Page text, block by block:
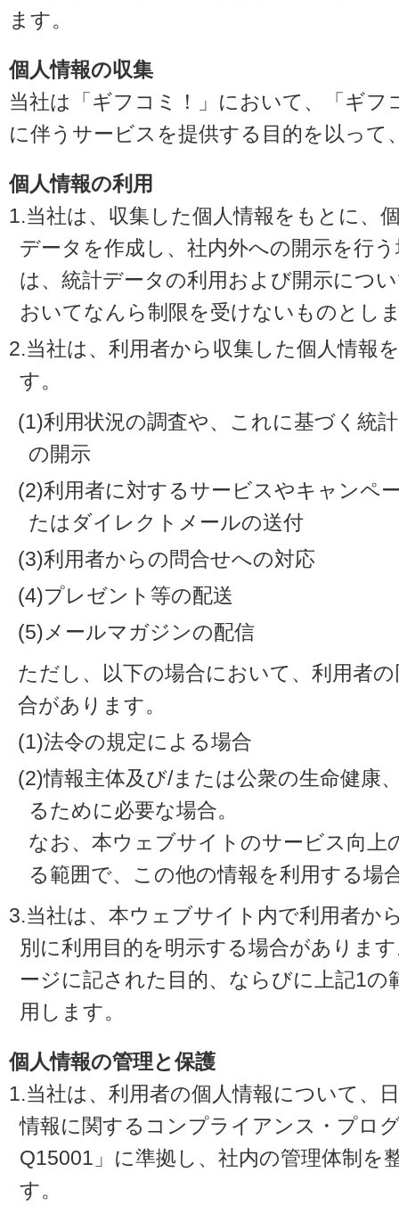
ます。
個人情報の収集
当社は「ギフコミ！」において、「ギ
に伴うサービスを提供する目的を以って
個人情報の利用
1.当社は、収集した個人情報をもとに、
データを作成し、社内外への開示を行
は、統計データの利用および開示につ
おいてなんら制限を受けないものとし
2.当社は、利用者から収集した個人情報
す。
(1)利用状況の調査や、これに基づく統
の開示
(2)利用者に対するサービスやキャンペ
たはダイレクトメールの送付
(3)利用者からの問合せへの対応
(4)プレゼント等の配送
(5)メールマガジンの配信
ただし、以下の場合において、利用者
合があります。
(1)法令の規定による場合
(2)情報主体及び/または公衆の生命健康
るために必要な場合。
なお、本ウェブサイトのサービス向上
る範囲で、この他の情報を利用する場
3.当社は、本ウェブサイト内で利用者か
別に利用目的を明示する場合がありま
ージに記された目的、ならびに上記1の
用します。
個人情報の管理と保護
1.当社は、利用者の個人情報について、
情報に関するコンプライアンス・プロ
Q15001」に準拠し、社内の管理体制を
す。